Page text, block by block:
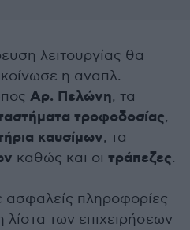
λειτουργίας θα
η αναπλ.
Αρ. Πελώνη, τα
τροφοδοσίας,
καυσίμων, τα
καθώς και οι τράπεζες.
πληροφορίες
λίστα των επιχειρήσεων